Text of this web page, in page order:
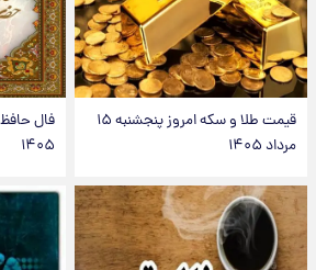
قیمت طلا و سکه امروز پنجشنبه ۱۵
مرداد ۱۴۰۵
۱۴۰۵